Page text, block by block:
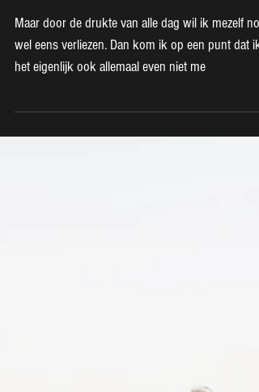
levensvragen
Maar door de drukte van alle dag wil ik mezelf nog
wel eens verliezen. Dan kom ik op een punt dat ik